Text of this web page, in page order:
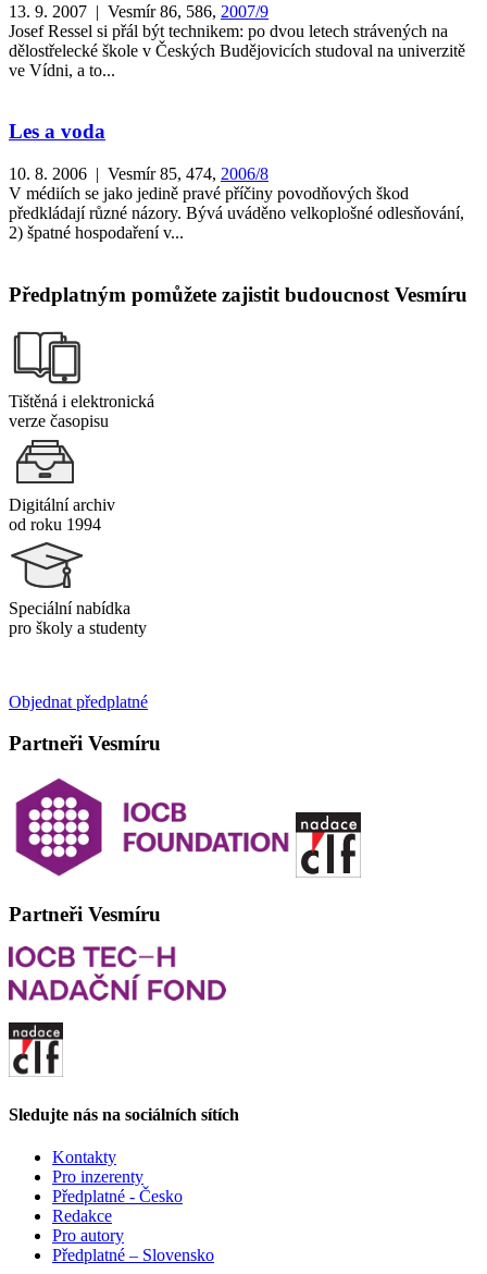
13. 9. 2007 | Vesmír 86, 586, 2007/9
Josef Ressel si přál být technikem: po dvou letech strávených na
dělostřelecké škole v Českých Budějovicích studoval na univerzitě
ve Vídni, a to...
Les a voda
10. 8. 2006 | Vesmír 85, 474, 2006/8
V médiích se jako jedině pravé příčiny povodňových škod
předkládají různé názory. Bývá uváděno velkoplošné odlesňování,
2) špatné hospodaření v...
Předplatným pomůžete zajistit budoucnost Vesmíru
Tištěná i elektronická
verze časopisu
Digitální archiv
od roku 1994
Speciální nabídka
pro školy a studenty
Objednat předplatné
Partneři Vesmíru
Partneři Vesmíru
Sledujte nás na sociálních sítích
Kontakty
Pro inzerenty
Předplatné - Česko
Redakce
Pro autory
Předplatné – Slovensko